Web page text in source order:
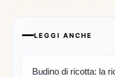
LEGGI ANCHE
Budino di ricotta: la